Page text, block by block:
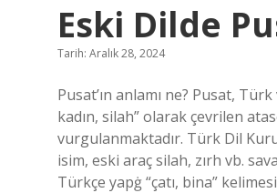
Eski Dilde
Tarih: Aralık 28, 2024
Pusat’ın anlamı ne? Pusat,
kadın, silah” olarak çevrilen
vurgulanmaktadır. Türk Dil
isim, eski araç silah, zırh vb.
Türkçe yapġ “çatı, bina”